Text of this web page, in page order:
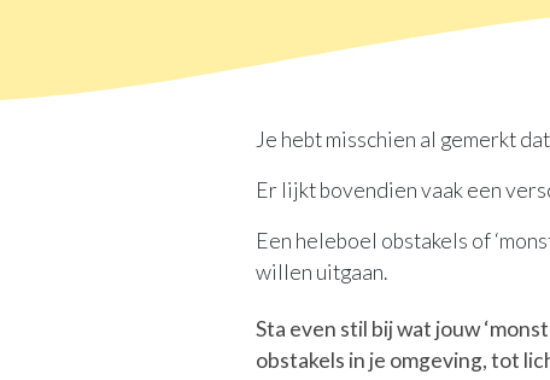
Je hebt misschien al gemerkt
Er lijkt bovendien vaak een
Een heleboel obstakels of
willen uitgaan.
Sta even stil bij wat jouw
obstakels in je omgeving, tot